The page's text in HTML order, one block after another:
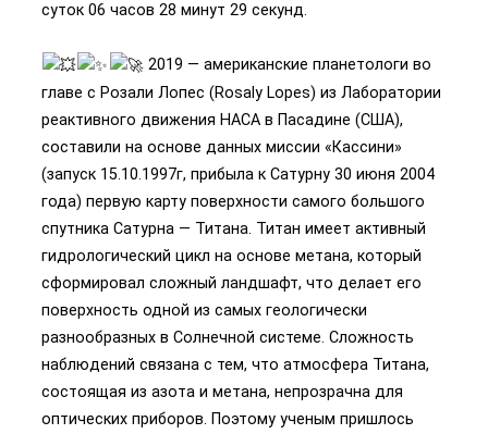
суток 06 часов 28 минут 29 секунд.
2019 — американские планетологи во
главе с Розали Лопес (Rosaly Lopes) из Лаборатории
реактивного движения НАСА в Пасадине (США),
составили на основе данных миссии «Кассини»
(запуск 15.10.1997г, прибыла к Сатурну 30 июня 2004
года) первую карту поверхности самого большого
спутника Сатурна — Титана. Титан имеет активный
гидрологический цикл на основе метана, который
сформировал сложный ландшафт, что делает его
поверхность одной из самых геологически
разнообразных в Солнечной системе. Сложность
наблюдений связана с тем, что атмосфера Титана,
состоящая из азота и метана, непрозрачна для
оптических приборов. Поэтому ученым пришлось